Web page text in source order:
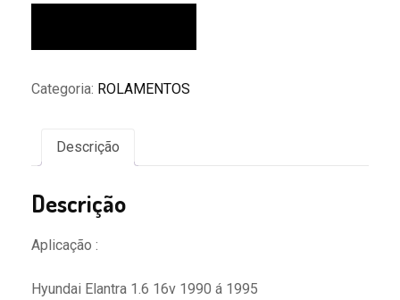
Triton
L300
quantidade
Categoria: ROLAMENTOS
Descrição
Descrição
Aplicação :
Hyundai Elantra 1.6 16v 1990 á 1995